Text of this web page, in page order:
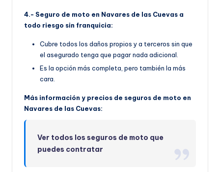
4.- Seguro de moto en Navares de las Cuevas a
todo riesgo sin franquicia:
Cubre todos los daños propios y a terceros sin que
el asegurado tenga que pagar nada adicional.
Es la opción más completa, pero también la más
cara.
Más información y precios de seguros de moto en
Navares de las Cuevas:
Ver todos los seguros de moto que
puedes contratar